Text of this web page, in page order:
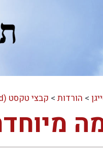
> הורדות> קבצי טקסט (pdf, word)